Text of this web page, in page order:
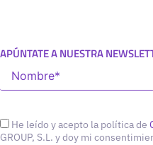
APÚNTATE A NUESTRA
He leído y acepto la política de
GROUP, S.L. y doy mi